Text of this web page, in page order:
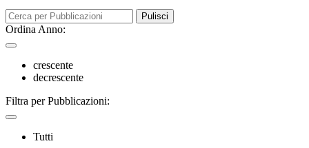
Pulisci
Ordina Anno:
crescente
decrescente
Filtra per Pubblicazioni:
Tutti